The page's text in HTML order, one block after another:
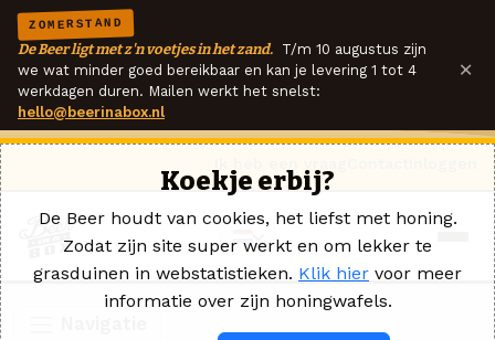
ZOMERSTAND
De Beer ligt met z'n voetjes in het zand. T/m 10 augustus zijn
we wat minder goed bereikbaar en kan je levering 1 tot 4
werkdagen duren. Mailen werkt het snelst:
hello@beerinabox.nl
×
Koekje erbij?
De Beer houdt van cookies, het liefst met honing.
Zodat zijn site super werkt en om lekker te
grasduinen in webstatistieken. Klik hier voor meer
informatie over zijn honingwafels.